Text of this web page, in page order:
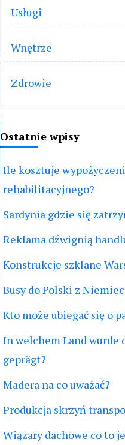
Usługi
Wnętrze
Zdrowie
Ostatnie wpisy
Ile kosztuje
rehabilitacyjnego?
Sardynia gdzie się
Reklama dźwignią
Konstrukcje szklane
Busy do Polski z
Kto może ubiegać się o
In welchem Land wurde
geprägt?
Madera na co uważać?
Produkcja skrzyń
Wiązary dachowe co to